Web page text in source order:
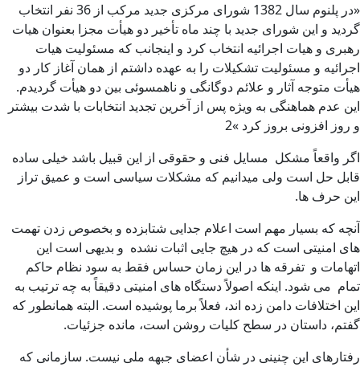
«در پلنوم سال 1382 شورای مرکزی جدید مرکب از 36 نفر انتخاب
گردید و این شورای جدید با چند ماه تأخیر دو هیأت مجزا بعنوان هیات
رهبری و هیات اجرائیه انتخاب کرد و اینجانب که مسئولیت هیات
اجرائیه و مسئولیت تشکیلات را به عهده داشتم از همان آغاز کار دو
هیأت متوجه آثار و علائم دوگانگی و ناهمسوئی بین دو هیأت گردیدم.
این عدم هماهنگی به ویژه پس از آخرین تجدید انتخابات با شدت بیشتر
و روز افزونی بروز کرد »2
اگر واقعاً مشکل مسایل فنی و حقوقی از این قبیل باشد خیلی ساده
قابل حل است ولی میدانیم که مشکلات سیاسی است و عمیق تراز
این حرف ها.
آنچه که بسیار مهم است اعلام جدایی شتابزده و بخصوص زدن تهمت
های امنیتی است که در هیچ جایی اثبات نشده و بدیهی است این
اتهامات و تفرقه ها در این زمان حساس فقط به سود نظام حاکم
تمام می شود. اینکه اصولاً دستگاه های امنیتی دقیقاً به چه ترتیب به
این اختلافات دامن زده اند، فعلاً برما پوشیده است. البته همانطور که
گفتم، داستان در سطح کلیات روشن است، مانده جزئیات.
رفتارهای این چنینی در شأن اعضای جبهه ملی نیست. سازمانی که